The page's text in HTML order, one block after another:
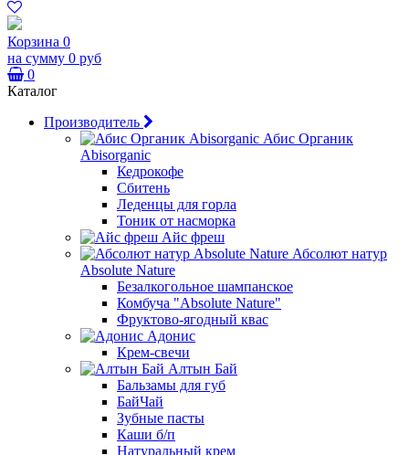
Корзина 0
на сумму 0 руб
0
Каталог
Производитель
Абис Органик
Abisorganic
Кедрокофе
Сбитень
Леденцы для горла
Тоник от насморка
Айс фреш
Абсолют натур
Absolute Nature
Безалкогольное шампанское
Комбуча "Absolute Nature"
Фруктово-ягодный квас
Адонис
Крем-свечи
Алтын Бай
Бальзамы для губ
БайЧай
Зубные пасты
Каши б/п
Натуральный крем